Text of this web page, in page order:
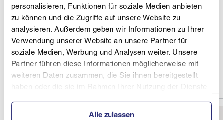
personalisieren, Funktionen für soziale Medien anbieten
zu können und die Zugriffe auf unsere Website zu
analysieren. Außerdem geben wir Informationen zu Ihrer
Verwendung unserer Website an unsere Partner für
soziale Medien, Werbung und Analysen weiter. Unsere
Partner führen diese Informationen möglicherweise mit
weiteren Daten zusammen, die Sie ihnen bereitgestellt
Alle zulassen
18.01.2026
Hochficht
PGS
Hochficht
17.01.2026
OÖ Snowboardtour
Hochficht PSL
Hochficht